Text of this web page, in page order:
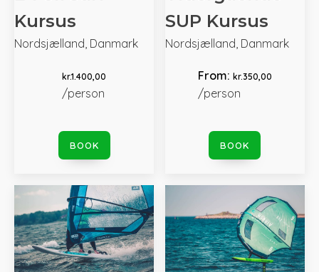
Kursus
Nordsjælland, Danmark
kr.1.400,00
/person
BOOK
SUP Kursus
Nordsjælland, Danmark
From: kr.350,00
/person
BOOK